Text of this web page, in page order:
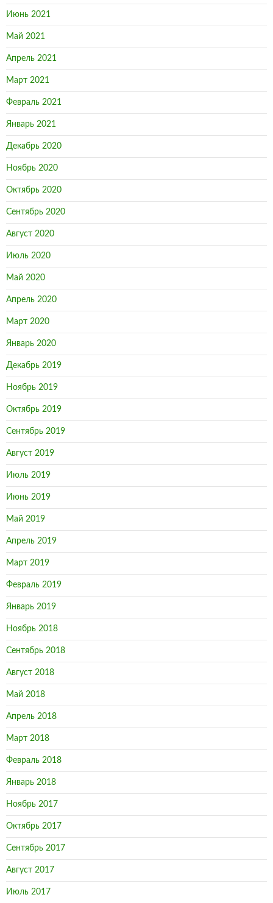
Июнь 2021
Май 2021
Апрель 2021
Март 2021
Февраль 2021
Январь 2021
Декабрь 2020
Ноябрь 2020
Октябрь 2020
Сентябрь 2020
Август 2020
Июль 2020
Май 2020
Апрель 2020
Март 2020
Январь 2020
Декабрь 2019
Ноябрь 2019
Октябрь 2019
Сентябрь 2019
Август 2019
Июль 2019
Июнь 2019
Май 2019
Апрель 2019
Март 2019
Февраль 2019
Январь 2019
Ноябрь 2018
Сентябрь 2018
Август 2018
Май 2018
Апрель 2018
Март 2018
Февраль 2018
Январь 2018
Ноябрь 2017
Октябрь 2017
Сентябрь 2017
Август 2017
Июль 2017